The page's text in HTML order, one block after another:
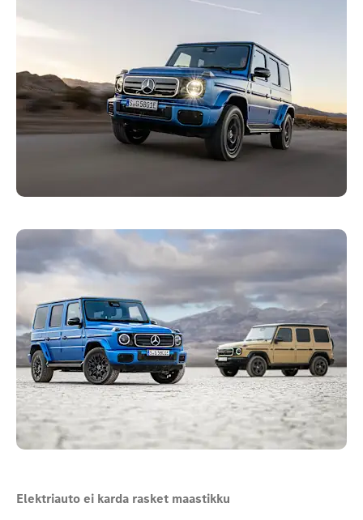
Elektriauto ei karda rasket maastikku